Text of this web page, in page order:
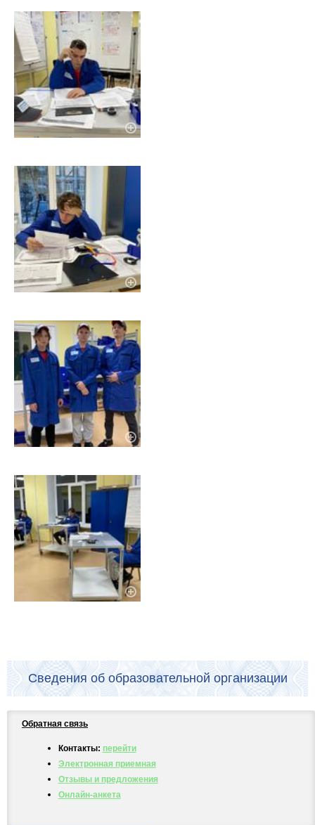
Сведения об образовательной организации
Обратная связь
Контакты: перейти
Электронная приемная
Отзывы и предложения
Онлайн-анкета